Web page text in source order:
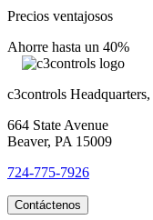
Precios ventajosos
Ahorre hasta un 40%
c3controls
664 State Avenue
Beaver, PA 15009
724-775-7926
Contáctenos